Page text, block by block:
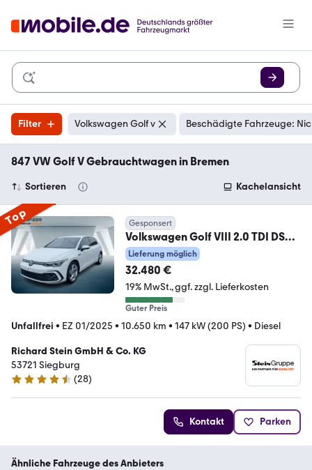
Filter Volkswagen Golf v Beschädigte Fahrzeuge:
847 VW Golf V Gebrauchtwagen in Bremen
Sortieren Kachelansicht
Top Gesponsert
Volkswagen Golf VIII 2.0 TDI DSG
GTD NAVI+AHK+VIRT+ACC+LED
Lieferung möglich
32.480 €
19% MwSt. ggf. zzgl. Lieferkosten
Guter Preis
Unfallfrei • EZ 01/2025 • 10.650 km • 147 kW (200 PS) • Diesel
Richard Stein GmbH & Co. KG
53721 Siegburg
4.6 Sterne
(28)
Kontakt Parken
Ähnliche Fahrzeuge des Anbieters